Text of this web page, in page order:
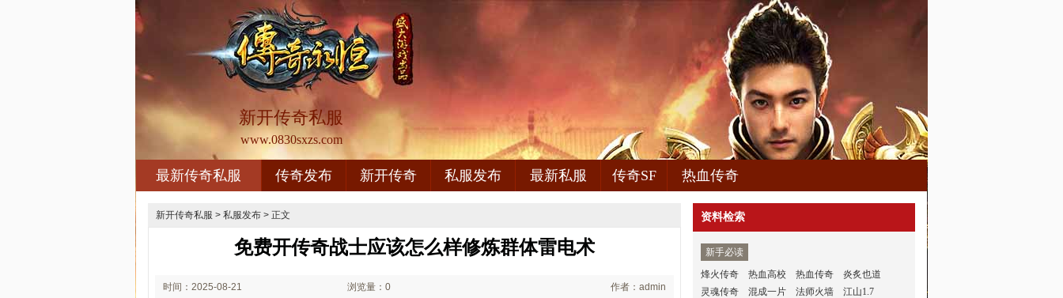
新开传奇私服
www.0830sxzs.com
最新传奇私服 传奇发布 新开传奇 私服发布 最新私服 传奇SF 热血传奇
新开传奇私服 > 私服发布 > 正文
免费开传奇战士应该怎么样修炼群体雷电术
时间：2025-08-21 浏览量：0 作者：admin
资料检索
新手必读
烽火传奇
热血高校 热血传奇
炎炙也道
灵魂传奇
混成一片 法师火墙 江山1.7